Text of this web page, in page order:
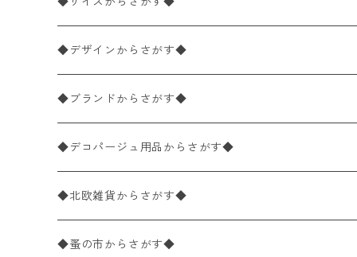
ペーパーナプキン1枚バラ売り
ペーパーナプキン20枚入りパック
ペーパーナプキン10枚入りパック
ライスペーパー
ペーパーリネンナプキン
33×33cm（ランチサイズ）
バラ売り
パック売り
25×25cm（カクテルサイズ）
バラ売り
パック売り
40×40cm（ディナーサイズ）
バラ売り
パック売り
21×21cm（ポケットサイズ）
バラ売り
33cm（ラウンド）
◆デザインからさがす◆
花柄
植物・グリーン柄
動物・鳥・昆虫・蝶柄
海・魚柄
◆ブランドからさがす◆
ドイツ製 IHR/イア
ランチサイズ
カクテルサイズ
ドイツ製 Ambiente/アンビエンテ
ランチサイズ
ドイツ製 Paperproducts Design
◆デコパージュ用品からさがす◆
デコパージュ液
デコパージュ下地
◆北欧雑貨からさがす◆
シリコンモールド
◆蚤の市からさがす◆